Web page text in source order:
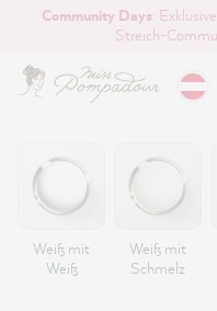
springen
Community Days:
Streich-
Weiß mit
Weiß
Weiß mit
Schmelz